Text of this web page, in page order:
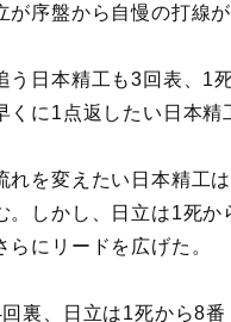
が序盤から自慢の打線
う日本精工も3回表、1
くに1点返したい日本精
れを変えたい日本精工
。しかし、日立は1死
らにリードを広げた。
裏、日立は1死から8